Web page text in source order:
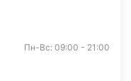
Пн-Вс: 09:00 - 21:00